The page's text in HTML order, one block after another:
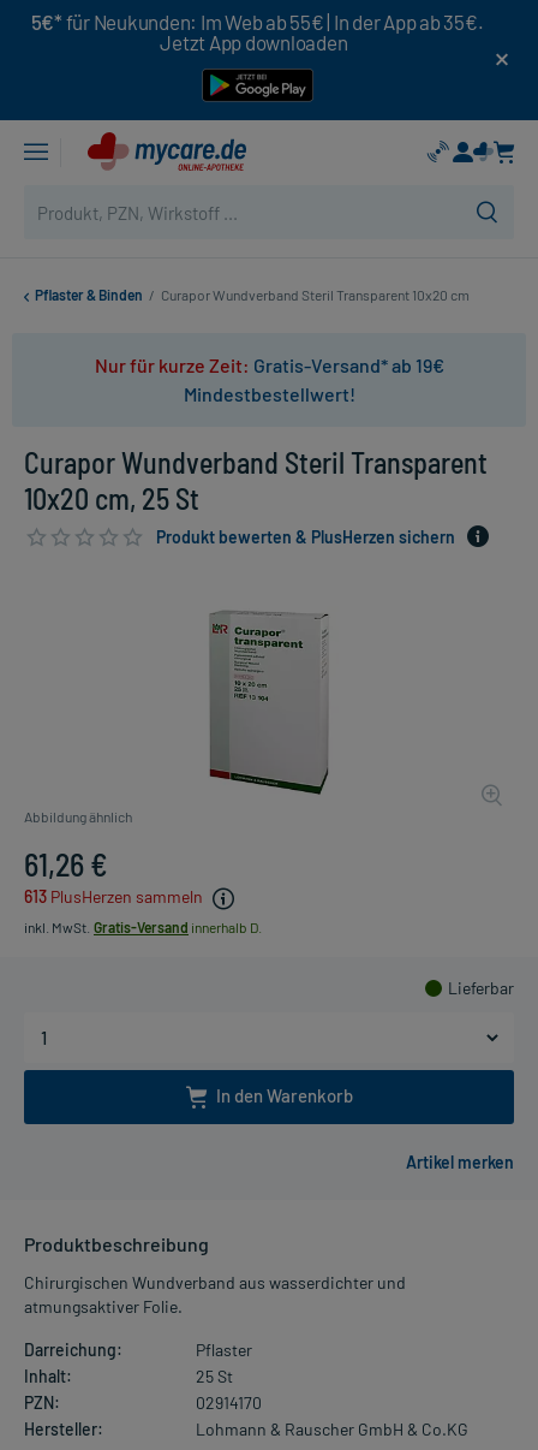
5€* für Neukunden: Im Web ab 55€ | In der App ab 35€.
Jetzt App downloaden
Pflaster & Binden / Curapor Wundverband Steril Transparent 10x20 cm
Nur für kurze Zeit: Gratis-Versand* ab 19€
Mindestbestellwert!
Curapor Wundverband Steril Transparent
10x20 cm, 25 St
Produkt bewerten & PlusHerzen sichern
Abbildung ähnlich
61,26 €
613 PlusHerzen sammeln
inkl. MwSt. Gratis-Versand innerhalb D.
Lieferbar
In den Warenkorb
Produktbeschreibung
Chirurgischen Wundverband aus wasserdichter und
atmungsaktiver Folie.
Darreichung:
Pflaster
Inhalt:
25 St
PZN:
02914170
Hersteller:
Lohmann & Rauscher GmbH & Co.KG